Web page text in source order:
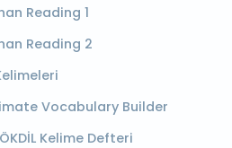
Reading 1
Reading 2
Vocabulary Builder
Kelime Defteri